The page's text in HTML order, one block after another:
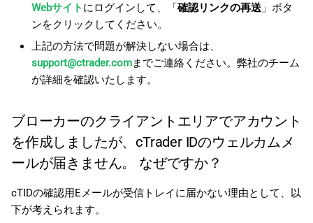
Webサイト にログインして、「確認リンクの再送 」ボタ
ンをクリックしてください。
上記の方法で問題が解決しない場合は、
support@ctrader.comまでご連絡ください。弊社のチーム
が詳細を確認いたします。
ブローカーのクライアントエリアでアカウント
を作成しましたが、cTrader IDのウェルカムメ
ールが届きません。 なぜですか？
cTIDの確認用Eメールが受信トレイに届かない理由として、以
下が考えられます。